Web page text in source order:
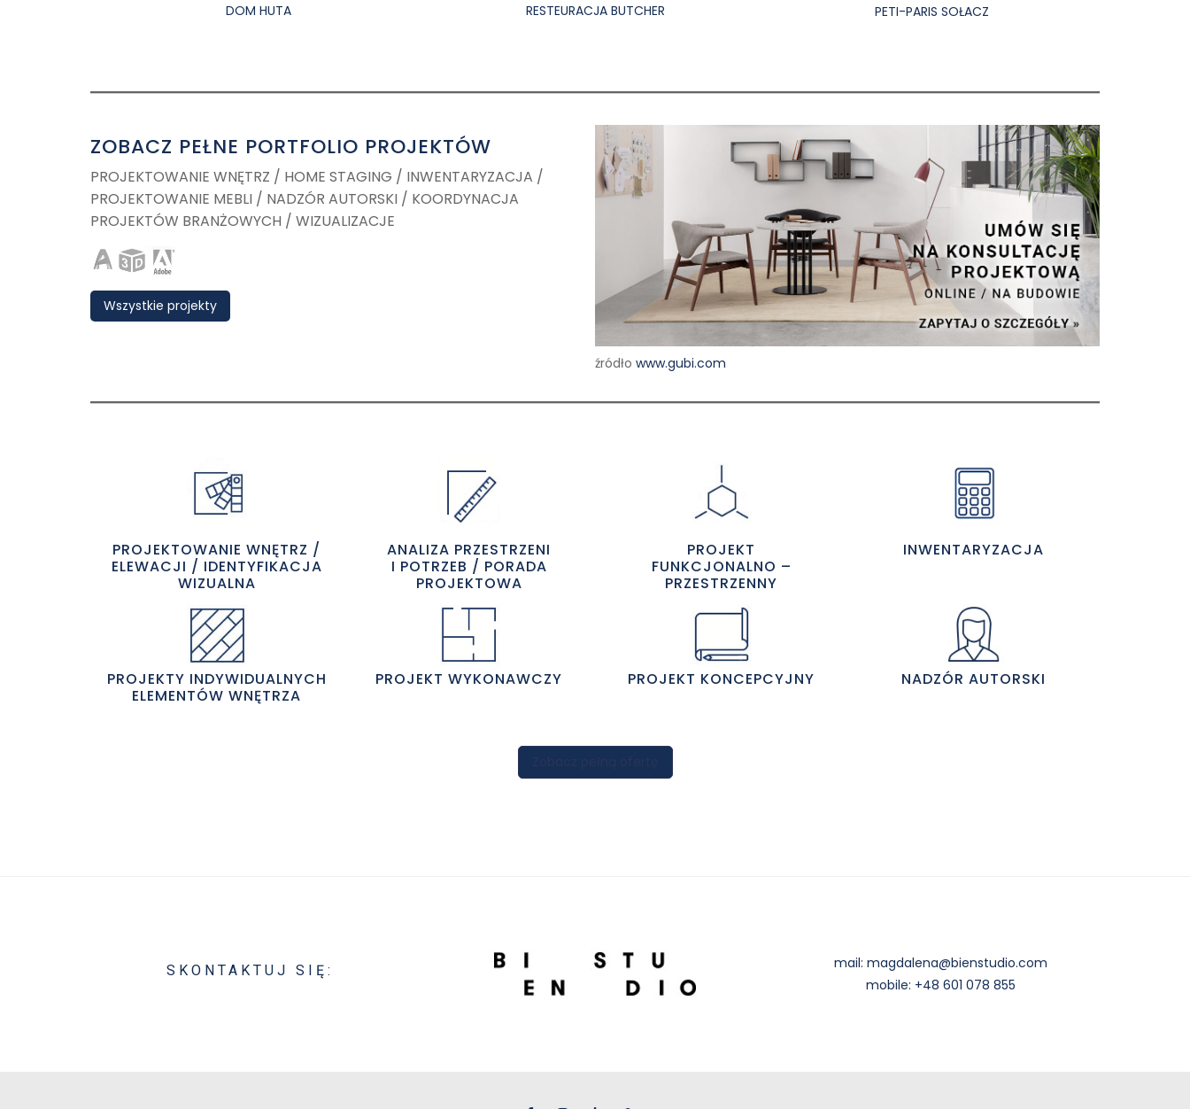
DOM HUTA RESTEURACJA BUTCHER PETI-PARIS SOŁACZ
ZOBACZ PEŁNE PORTFOLIO PROJEKTÓW
PROJEKTOWANIE WNĘTRZ / HOME STAGING / INWENTARYZACJA /
PROJEKTOWANIE MEBLI / NADZÓR AUTORSKI / KOORDYNACJA
PROJEKTÓW BRANŻOWYCH / WIZUALIZACJE
Wszystkie projekty
źródło www.gubi.com
PROJEKTOWANIE WNĘTRZ /
ELEWACJI / IDENTYFIKACJA
WIZUALNA
ANALIZA PRZESTRZENI
I POTRZEB / PORADA
PROJEKTOWA
PROJEKT
FUNKCJONALNO –
PRZESTRZENNY
INWENTARYZACJA
PROJEKTY INDYWIDUALNYCH
ELEMENTÓW WNĘTRZA
PROJEKT WYKONAWCZY PROJEKT KONCEPCYJNY NADZÓR AUTORSKI
SKONTAKTUJ SIĘ: mail: magdalena@bienstudio.com
mobile: +48 601 078 855